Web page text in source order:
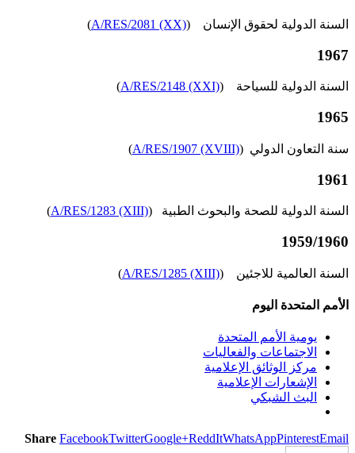
السنة الدولية لحقوق الإنسان (A/RES/2081 (XX)
)
1967
السنة الدولية للسياحة (A/RES/2148 (XXI)
)
1965
سنة التعاون الدولي (A/RES/1907 (XVIII)
)
1961
السنة الدولية للصحة والبحوث الطبية (A/RES/1283 (XIII)
)
1959/1960
السنة العالمية للاجئين (A/RES/1285 (XIII)
)
الأمم المتحدة اليوم
يومية الأمم المتحدة
الاجتماعات والفعاليات
مركز الوثائق الإعلامية
الإشعارات الإعلامية
البث الشبكي
Share FacebookTwitterGoogle+ReddItWhatsAppPinterestEmail